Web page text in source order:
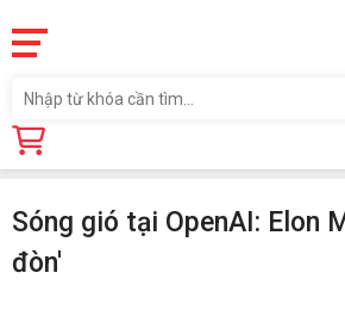
Trang chủ
Sóng gió tại OpenAI: Elon
đòn'